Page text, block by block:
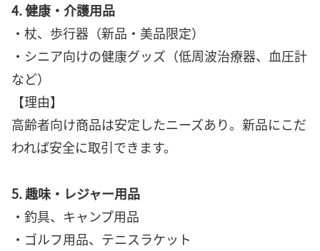
4. 健康・介護用品
・杖、歩行器（新品・美品限定）
・シニア向けの健康グッズ（低周波治療器、血圧計
など）
【理由】
高齢者向け商品は安定したニーズあり。新品にこだ
われば安全に取引できます。
5. 趣味・レジャー用品
・釣具、キャンプ用品
・ゴルフ用品、テニスラケット